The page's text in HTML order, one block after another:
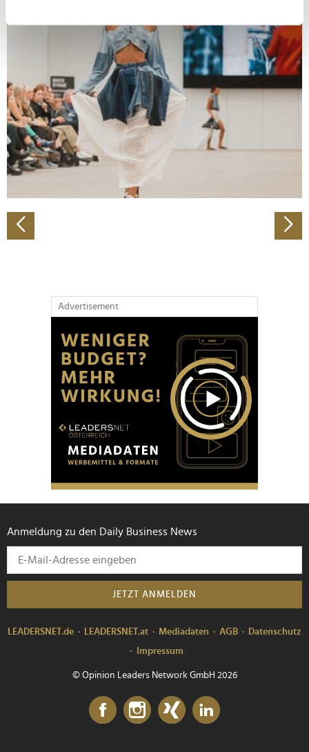
bestimmten Merkmalen (Fingerprinting) identifizieren
Erfahren Sie mehr darüber, wie Ihre persönlichen Daten
verarbeitet werden, und legen Sie Ihre Präferenzen im
Abschnitt Einzelheiten fest.
Wir verwenden Cookies, um Inhalte und Anzeigen zu
personalisieren, Funktionen für soziale Medien anbieten
zu können und die Zugriffe auf unsere Website zu
analysieren. Außerdem geben wir Informationen zu Ihrer
Verwendung unserer Website an unsere Partner für
Partner führen diese Informationen möglicherweise mit
weiteren Daten zusammen, die Sie ihnen bereitgestellt
Advertisement
Anmeldung zu den Daily Business News
JETZT ANMELDEN
LEADERSNET.de LEADERSNET.at Mediadaten AGB
Datenschutz
Impressum
© Opinion Leaders Network GmbH 2026